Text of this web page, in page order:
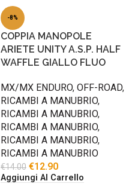
-8%
COPPIA MANOPOLE
ARIETE UNITY A.S.P. HALF
WAFFLE GIALLO FLUO
MX/MX ENDURO, OFF-ROAD,
RICAMBI A MANUBRIO,
RICAMBI A MANUBRIO,
RICAMBI A MANUBRIO,
RICAMBI A MANUBRIO,
RICAMBI A MANUBRIO
€14.00 €12.90
Aggiungi Al Carrello